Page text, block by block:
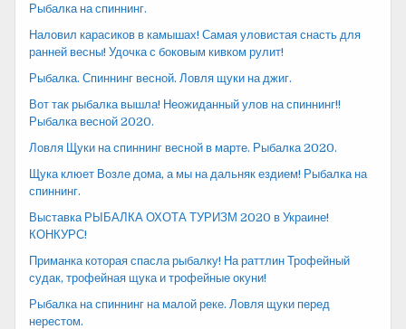
Рыбалка на спиннинг.
Наловил карасиков в камышах! Самая уловистая снасть для
ранней весны! Удочка с боковым кивком рулит!
Рыбалка. Спиннинг весной. Ловля щуки на джиг.
Вот так рыбалка вышла! Неожиданный улов на спиннинг!!
Рыбалка весной 2020.
Ловля Щуки на спиннинг весной в марте. Рыбалка 2020.
Щука клюет Возле дома, а мы на дальняк ездием! Рыбалка на
спиннинг.
Выставка РЫБАЛКА ОХОТА ТУРИЗМ 2020 в Украине!
КОНКУРС!
Приманка которая спасла рыбалку! На раттлин Трофейный
судак, трофейная щука и трофейные окуни!
Рыбалка на спиннинг на малой реке. Ловля щуки перед
нерестом.